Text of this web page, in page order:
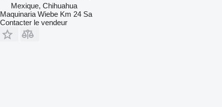
Mexique, Chihuahua
Maquinaria Wiebe Km 24 Sa
Contacter le vendeur